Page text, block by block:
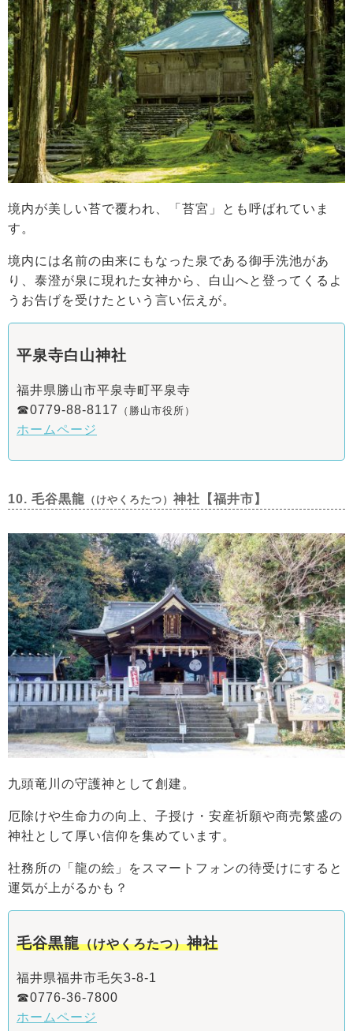
境内が美しい苔で覆われ、「苔宮」とも呼ばれていま
す。
境内には名前の由来にもなった泉である御手洗池があ
り、泰澄が泉に現れた女神から、白山へと登ってくるよ
うお告げを受けたという言い伝えが。
平泉寺白山神社
福井県勝山市平泉寺町平泉寺
☎0779-88-8117
（勝山市役所）
ホームページ
10. 毛谷黒龍 （けやくろたつ） 神社【福井市】
九頭竜川の守護神として創建。
厄除けや生命力の向上、子授け・安産祈願や商売繁盛の
神社として厚い信仰を集めています。
社務所の「龍の絵」をスマートフォンの待受けにすると
運気が上がるかも？
毛谷黒龍（けやくろたつ）神社
福井県福井市毛矢3-8-1
☎0776-36-7800
ホームページ